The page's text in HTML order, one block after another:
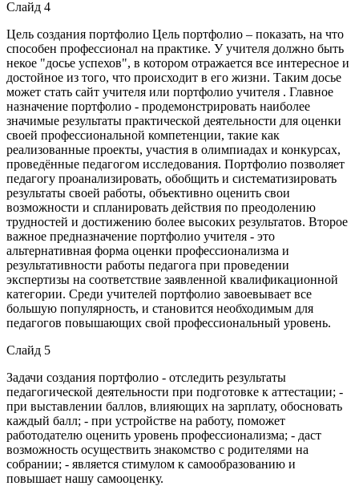
Слайд 4
Цель создания портфолио Цель портфолио – показать, на что
способен профессионал на практике. У учителя должно быть
некое "досье успехов", в котором отражается все интересное и
достойное из того, что происходит в его жизни. Таким досье
может стать сайт учителя или портфолио учителя . Главное
назначение портфолио - продемонстрировать наиболее
значимые результаты практической деятельности для оценки
своей профессиональной компетенции, такие как
реализованные проекты, участия в олимпиадах и конкурсах,
проведённые педагогом исследования. Портфолио позволяет
педагогу проанализировать, обобщить и систематизировать
результаты своей работы, объективно оценить свои
возможности и спланировать действия по преодолению
трудностей и достижению более высоких результатов. Второе
важное предназначение портфолио учителя - это
альтернативная форма оценки профессионализма и
результативности работы педагога при проведении
экспертизы на соответствие заявленной квалификационной
категории. Среди учителей портфолио завоевывает все
большую популярность, и становится необходимым для
педагогов повышающих свой профессиональный уровень.
Слайд 5
Задачи создания портфолио - отследить результаты
педагогической деятельности при подготовке к аттестации; -
при выставлении баллов, влияющих на зарплату, обосновать
каждый балл; - при устройстве на работу, поможет
работодателю оценить уровень профессионализма; - даст
возможность осуществить знакомство с родителями на
собрании; - является стимулом к самообразованию и
повышает нашу самооценку.